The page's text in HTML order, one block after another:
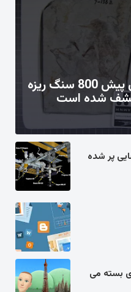
پرنده ای 120 میلیون سال پیش 800 سنگ ریزه
کشف شده است
پر شده
بسته می